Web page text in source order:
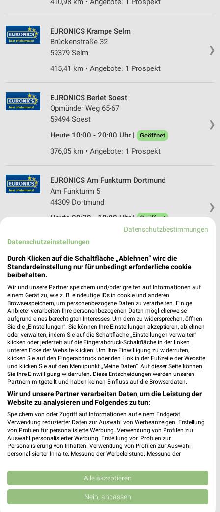
410,98 km • Angebote: 1 Prospekt
❯
EURONICS Krampe Selm
Brückenstraße 32
59379 Selm
415,41 km • Angebote: 1 Prospekt
❯
EURONICS Berlet Soest
Opmünder Weg 65-67
59494 Soest
Heute 10:00 - 20:00 Uhr |
Geöffnet
376,05 km • Angebote: 1 Prospekt
❯
EURONICS Am Funkturm Dortmund
Am Funkturm 5
44309 Dortmund
Heute 09:30 - 18:00 Uhr | Geöffnet
415,54 km • Angebote: 1 Prospekt
EURONICS Berlet Arnsberg-Neheim
59755 Arnsberg-Neheim
Heute 10:00 - 19:00 Uhr | Geöffnet
390,82 km • Angebote: 1 Prospekt
EURONICS MO Everswinkel
Hovestraße 20
48351 Everswinkel
Heute 11:00 - 13:00 15:00 - 19:00 Uhr |
Geöffnet
384,16 km • Angebote: 2 Prospekte
❯
EURONICS Busch Oelde
Bahnhofstr. 24
Heute 09:00 - 12:30 14:30 - 18:30 Uhr |
Geöffnet
366,87 km • Angebote: 2 Prospekte
Datenschutzbestimmungen
Datenschutzeinstellungen
Durch Klicken auf die Schaltfläche „Ablehnen“ wird die
Standardeinstellung nur für unbedingt erforderliche cookie
beibehalten.
Wir und unsere Partner speichern und/oder greifen auf Informationen auf
einem Gerät zu, wie z. B. eindeutige IDs in cookie und anderen
Browserspeichern, um personenbezogene Daten zu verarbeiten. Einige
Anbieter verarbeiten Ihre personenbezogenen Daten möglicherweise
aufgrund eines berechtigten Interesses. Um dem zu widersprechen, öffnen
Sie die „Einstellungen“. Sie können Ihre Einstellungen akzeptieren, ablehnen
oder verwalten, indem Sie auf die Schaltfläche „Einstellungen verwalten“
klicken oder jederzeit auf die Fingerabdruck-Schaltfläche in der linken
unteren Ecke der Website klicken. Um Ihre Einwilligung zu widerrufen,
klicken Sie auf den Fingerabdruck oder den Link in der Fußzeile der Website
und klicken Sie auf den Menüpunkt „Meine Daten“. Auf dieser Seite können
Sie Ihre Einwilligung widerrufen. Diese Entscheidungen werden unseren
Partnern mitgeteilt und haben keinen Einfluss auf die Browserdaten.
Wir und unsere Partner verarbeiten Daten, um die Leistung der
Website zu analysieren und Folgendes zu tun:
Speichern von oder Zugriff auf Informationen auf einem Endgerät.
Verwendung reduzierter Daten zur Auswahl von Werbeanzeigen. Erstellung
von Profilen für personalisierte Werbung. Verwendung von Profilen zur
Auswahl personalisierter Werbung. Erstellung von Profilen zur
Personalisierung von Inhalten. Verwendung von Profilen zur Auswahl
personalisierter Inhalte. Messung der Werbeleistung. Messung der
Kombinationen von Daten aus verschiedenen Quellen. Entwicklung und
Verbesserung der Angebote. Verwendung reduzierter Daten zur Auswahl
von Inhalten.
Daten können außerhalb der Europäischen Union weitergegeben und in die
USA gesendet werden.
Alle akzeptieren
Nein, anpassen